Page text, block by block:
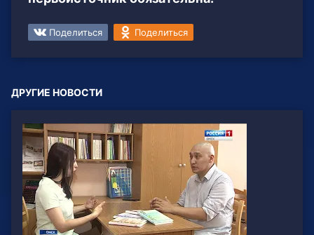
Поделиться Поделиться
ДРУГИЕ НОВОСТИ